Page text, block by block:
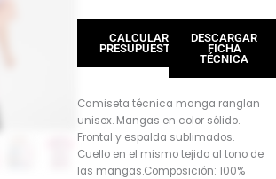
era:
es:
CALCULAR
PRESUPUESTO
DESCARGAR
FICHA
TÉCNICA
Camiseta técnica manga ranglan
unisex. Mangas en color sólido.
Frontal y espalda sublimados.
Cuello en el mismo tejido al tono de
las mangas.Composición: 100%